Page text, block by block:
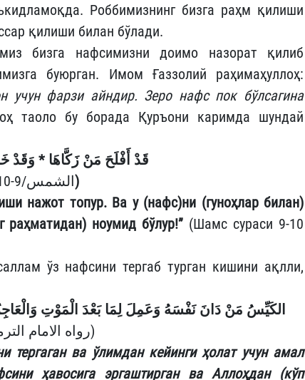
Роббимизнинг бизга раҳм қилиши
қилиши билан бўлади.
бизга нафсимизни доимо назорат қилиб
буюрган. Имом Ғаззолий раҳимаҳуллоҳ:
учун фарзи айндир. Зеро нафс пок бўлсагина
таоло бу борада Қуръони каримда шундай
قَدْ أَفْلَحَ مَنْ زَكَّاهَا * وَقَدْ
الشمس/9-10)
нажот топур. Ва у (нафс)ни (гуноҳлар билан)
раҳматидан) ноумид бўлур!” (Шамс сураси 9-10
ўз нафсини тергаб турган кишини ақлли,
الكَيِّسُ مَنْ دَانَ نَفْسَهُ وَعَمِلَ لِمَا بَعْدَ الْمَوْتِ
(رواه الامام الترمذي)
тергаган ва ўлимдан кейинги ҳолат учун амал
ҳавосига эргаштирган ва Аллоҳдан (кўп